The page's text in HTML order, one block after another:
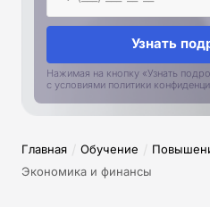
Узнать
Нажимая на кнопку «Узнать
с условиями политики
Главная / Обучение /
Экономика и финансы